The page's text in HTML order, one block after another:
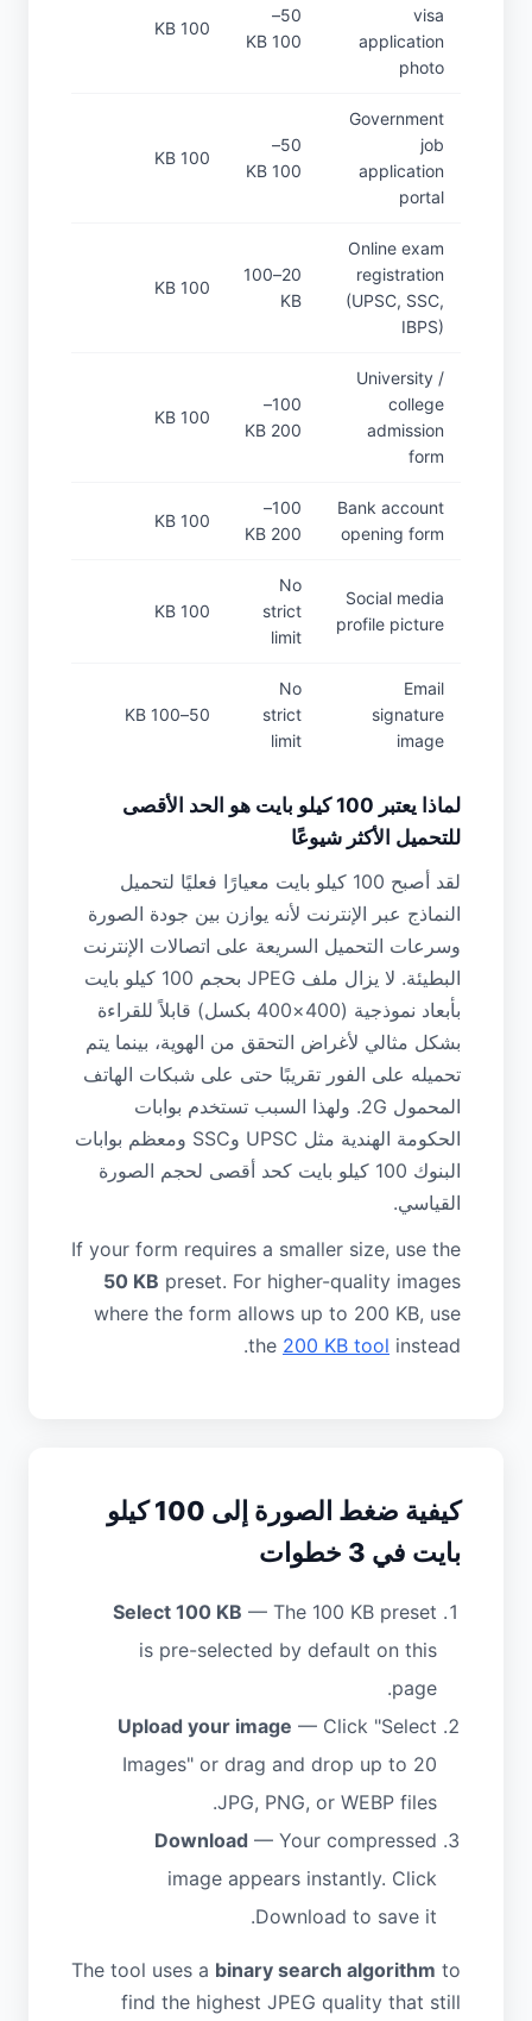
visa
application
photo
50–
100 KB
100 KB
Government
job
application
portal
50–
100 KB
100 KB
Online exam
registration
(UPSC, SSC,
IBPS)
20–100
KB
100 KB
University /
college
admission
form
100–
200 KB
100 KB
Bank account
opening form
100–
200 KB
100 KB
Social media
profile picture
No
strict
limit
100 KB
Email
signature
image
No
strict
limit
50–100 KB
لماذا يعتبر 100 كيلو بايت هو الحد الأقصى
للتحميل الأكثر شيوعًا
لقد أصبح 100 كيلو بايت معيارًا فعليًا لتحميل
النماذج عبر الإنترنت لأنه يوازن بين جودة الصورة
وسرعات التحميل السريعة على اتصالات الإنترنت
البطيئة. لا يزال ملف JPEG بحجم 100 كيلو بايت
بأبعاد نموذجية (400×400 بكسل) قابلاً للقراءة
بشكل مثالي لأغراض التحقق من الهوية، بينما يتم
تحميله على الفور تقريبًا حتى على شبكات الهاتف
المحمول 2G. ولهذا السبب تستخدم بوابات
الحكومة الهندية مثل UPSC وSSC ومعظم بوابات
البنوك 100 كيلو بايت كحد أقصى لحجم الصورة
القياسي.
If your form requires a smaller size, use the
50 KB preset. For higher-quality images
where the form allows up to 200 KB, use
the 200 KB tool instead.
كيفية ضغط الصورة إلى 100 كيلو
بايت في 3 خطوات
Select 100 KB — The 100 KB preset
is pre-selected by default on this
page.
Upload your image — Click "Select
Images" or drag and drop up to 20
JPG, PNG, or WEBP files.
Download — Your compressed
image appears instantly. Click
Download to save it.
The tool uses a binary search algorithm to
find the highest JPEG quality that still